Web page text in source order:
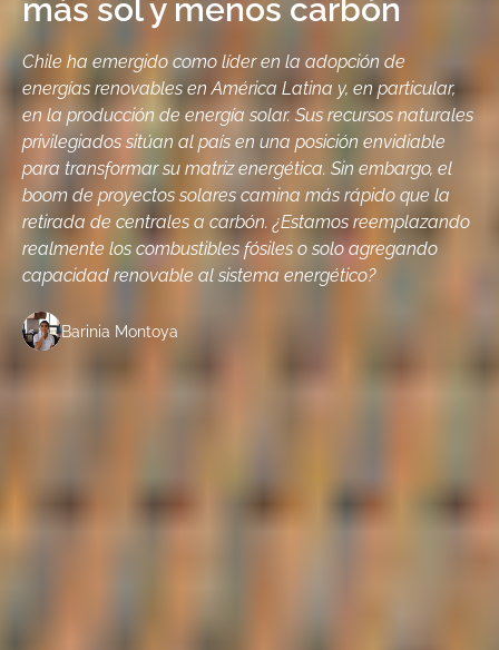
más sol y menos carbón
Chile ha emergido como líder en la adopción de
energías renovables en América Latina y, en particular,
en la producción de energía solar. Sus recursos naturales
privilegiados sitúan al país en una posición envidiable
para transformar su matriz energética. Sin embargo, el
boom de proyectos solares camina más rápido que la
retirada de centrales a carbón. ¿Estamos reemplazando
realmente los combustibles fósiles o solo agregando
capacidad renovable al sistema energético?
Barinia Montoya